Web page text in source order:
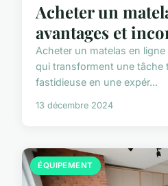
Acheter un
avantages et
Acheter un matelas en
qui transforment une tâche
fastidieuse en une expér...
13 décembre 2024
ÉQUIPEMENT